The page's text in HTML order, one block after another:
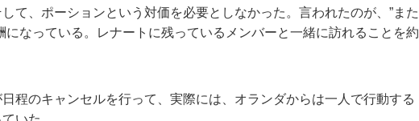
して、ポーションという対価を必要としなかった。言われたのが、”また
になっている。レナートに残っているメンバーと一緒に訪れることを約
程のキャンセルを行って、実際には、オランダからは一人で行動する